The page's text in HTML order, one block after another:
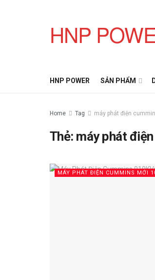
HNP
HNP POWER SẢN PHẨM
Home Tag máy phát điện
Thẻ: máy phát
MÁY PHÁT ĐIỆN CUMMINS MỚI